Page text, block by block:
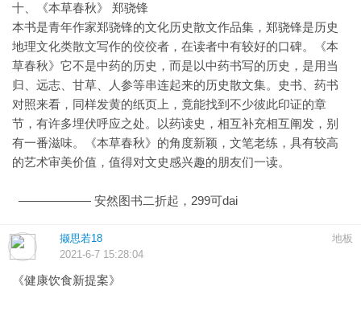
十、《本草春秋》 郑骁锋
本书是青年作家郑骁锋的文化历史散文作品集，郑骁锋是历史
地理文化类散文写作的佼佼者，在读者中有较好的口碑。《本
草春秋》它不是中药的历史，而是以中药书写的历史，是用当
归、远志、甘草、人参等串连起来的历史散文集。史书、药书
对照来看，同样发黄的纸页上，竟能找到不少彼此印证的章
节，有许多埋伏呼应之处。以药读史，相互补充相互阐发，别
有一番滋味。《本草春秋》的角度新颖，文笔老练，具有较高
的艺术审美价值，值得对文史感兴趣的朋友们一读。
—————— 安然图书二折起，299可dai
地板
撷思若18
2021-6-7 15:28:04
《健康饮食新提案》